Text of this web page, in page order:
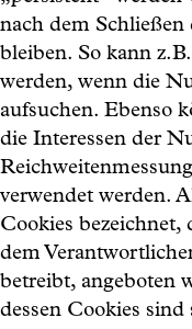
nach dem Schließen
bleiben. So kann
werden, wenn die
aufsuchen. Ebenso
die Interessen der
verwendet werden.
Cookies bezeichnet,
dem
betreibt, angeboten
dessen Cookies